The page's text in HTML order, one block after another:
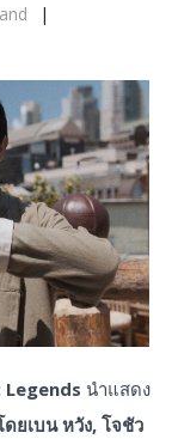
นำแสดง
ยเบน หวัง, โจชัว